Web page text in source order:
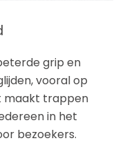
grip en
vooral op
maakt trappen
in het
bezoekers.